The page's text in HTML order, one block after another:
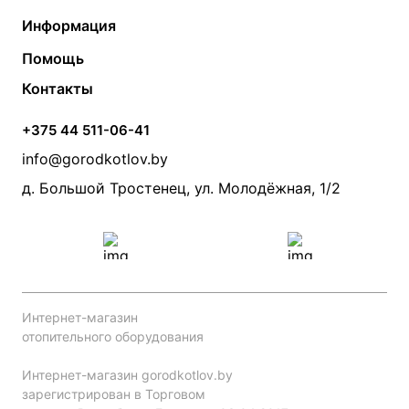
Твердотопливные котлы
Электрические котлы
Банные печи
Камины и печи
Теплый пол
Радиаторы
Насосы
Дымоходы
Информация
Контакты
Статьи
Акции
Производители
Помощь
Монтаж систем отопления
Прайс по монтажу систем отопления
Проект систем отопления
Контакты
+375 44 511-06-41
info@gorodkotlov.by
д. Большой Тростенец, ул. Молодёжная, 1/2
Интернет-магазин
отопительного оборудования
Интернет-магазин gorodkotlov.by
зарегистрирован в Торговом